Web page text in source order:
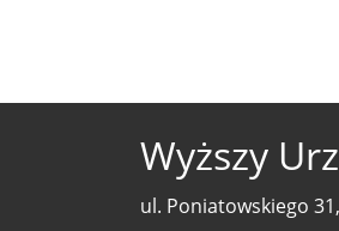
Wyższy
ul. Poniatowskiego